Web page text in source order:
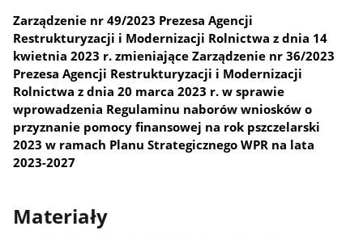
Zarządzenie nr 49/2023 Prezesa Agencji
Restrukturyzacji i Modernizacji Rolnictwa z dnia 14
kwietnia 2023 r. zmieniające Zarządzenie nr 36/2023
Prezesa Agencji Restrukturyzacji i Modernizacji
Rolnictwa z dnia 20 marca 2023 r. w sprawie
wprowadzenia Regulaminu naborów wniosków o
przyznanie pomocy finansowej na rok pszczelarski
2023 w ramach Planu Strategicznego WPR na lata
2023-2027
Materiały